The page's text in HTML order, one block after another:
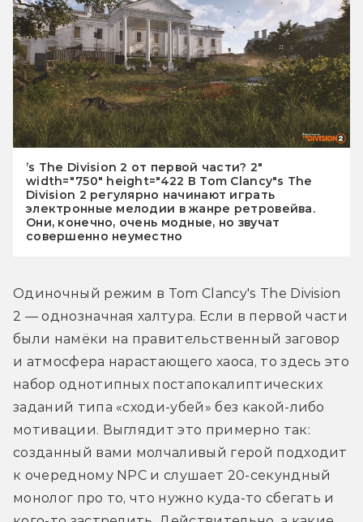
’s The Division 2 от первой части? 2"
width="750" height="422 В Tom Clancy"s The
Division 2 регулярно начинают играть
электронные мелодии в жанре ретровейва.
Они, конечно, очень модные, но звучат
совершенно неуместно
Одиночный режим в Tom Clancy's The Division
2 — однозначная халтура. Если в первой части
были намёки на правительственный заговор
и атмосфера нарастающего хаоса, то здесь это
набор однотипных постапокалиптических
заданий типа «сходи-убей» без какой-либо
мотивации. Выглядит это примерно так:
созданный вами молчаливый герой подходит
к очередному NPC и слушает 20-секундный
монолог про то, что нужно куда-то сбегать и